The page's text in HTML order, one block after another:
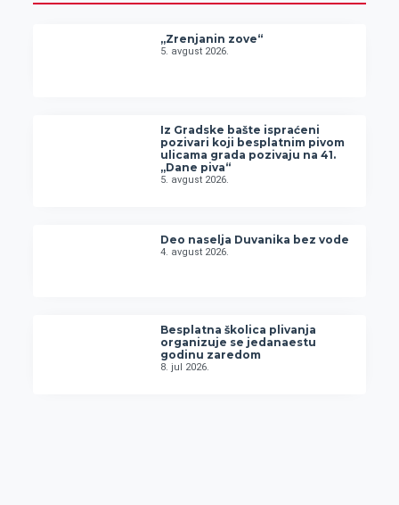
„Zrenjanin zove“
5. avgust 2026.
Iz Gradske bašte ispraćeni
pozivari koji besplatnim pivom
ulicama grada pozivaju na 41.
„Dane piva“
5. avgust 2026.
Deo naselja Duvanika bez vode
4. avgust 2026.
Besplatna školica plivanja
organizuje se jedanaestu
godinu zaredom
8. jul 2026.